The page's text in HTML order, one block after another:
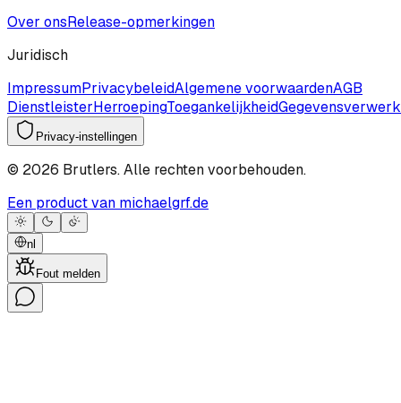
Over onsRelease-opmerkingen
Juridisch
ImpressumPrivacybeleidAlgemene voorwaardenAGB
DienstleisterHerroepingToegankelijkheid
Privacy-instellingen
© 2026 Brutlers.Alle rechten voorbehouden.
Een product van michaelgrf.de
nl
Fout melden